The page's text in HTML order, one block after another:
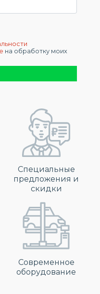
на обработку моих
Специальные
предложения и
скидки
Современное
оборудование